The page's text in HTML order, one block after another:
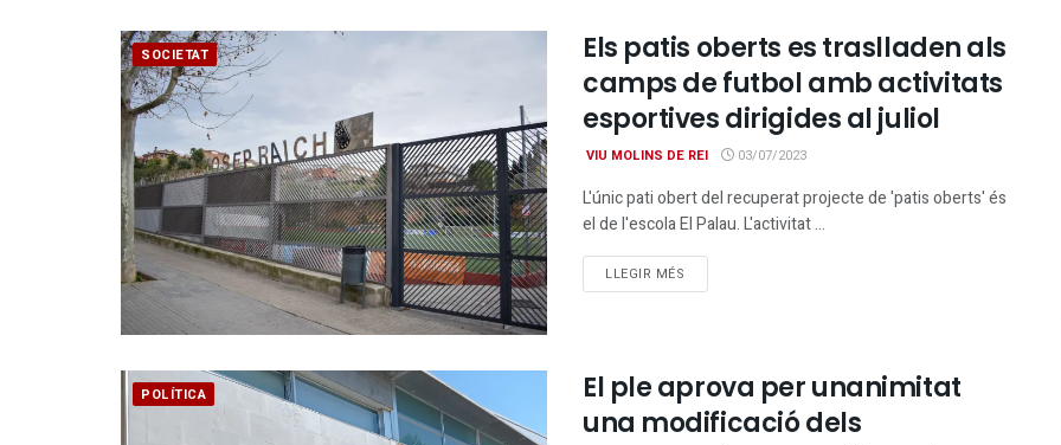
SOCIETAT
Els patis oberts es traslladen als
camps de futbol amb activitats
esportives dirigides al juliol
VIU MOLINS DE REI 03/07/2023
L'únic pati obert del recuperat projecte de 'patis oberts' és
el de l'escola El Palau. L'activitat ...
LLEGIR MÉS
POLÍTICA
El ple aprova per unanimitat
una modificació dels